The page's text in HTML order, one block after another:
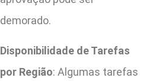
demorado.
Disponibilidade de Tarefas
por Região: Algumas tarefas